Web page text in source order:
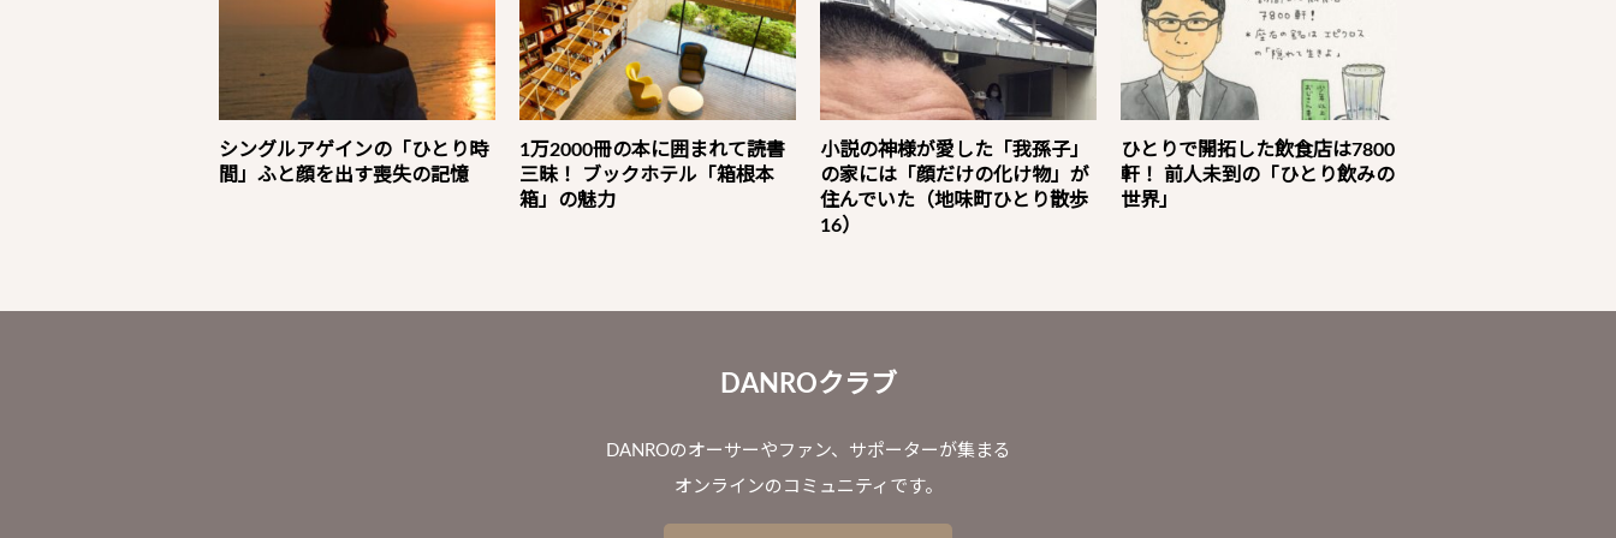
シングルアゲインの「ひとり時
間」ふと顔を出す喪失の記憶
1万2000冊の本に囲まれて読書
三昧！ ブックホテル「箱根本
箱」の魅力
小説の神様が愛した「我孫子」
の家には「顔だけの化け物」が
住んでいた（地味町ひとり散歩
16）
ひとりで開拓した飲食店は7800
軒！ 前人未到の「ひとり飲みの
世界」
DANROクラブ
DANROのオーサーやファン、サポーターが集まる
オンラインのコミュニティです。